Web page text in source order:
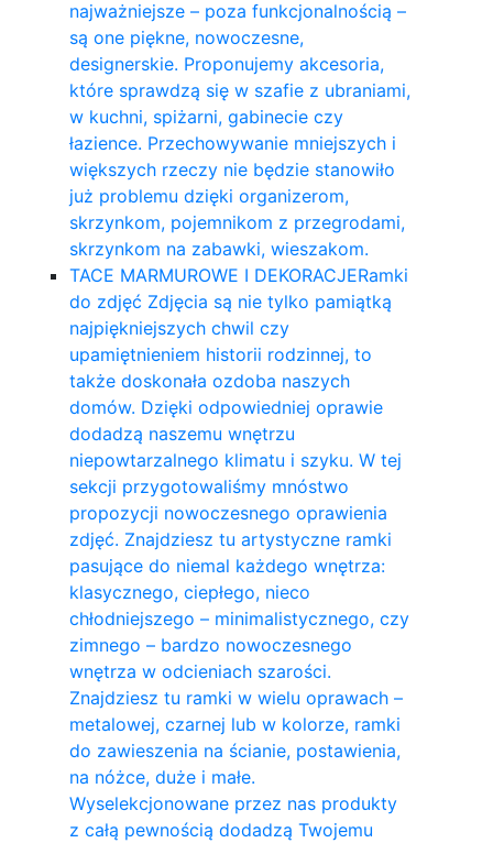
najważniejsze – poza funkcjonalnością –
są one piękne, nowoczesne,
designerskie. Proponujemy akcesoria,
które sprawdzą się w szafie z ubraniami,
w kuchni, spiżarni, gabinecie czy
łazience. Przechowywanie mniejszych i
większych rzeczy nie będzie stanowiło
już problemu dzięki organizerom,
skrzynkom, pojemnikom z przegrodami,
skrzynkom na zabawki, wieszakom.
TACE MARMUROWE I DEKORACJERamki
do zdjęć Zdjęcia są nie tylko pamiątką
najpiękniejszych chwil czy
upamiętnieniem historii rodzinnej, to
także doskonała ozdoba naszych
domów. Dzięki odpowiedniej oprawie
dodadzą naszemu wnętrzu
niepowtarzalnego klimatu i szyku. W tej
sekcji przygotowaliśmy mnóstwo
propozycji nowoczesnego oprawienia
zdjęć. Znajdziesz tu artystyczne ramki
pasujące do niemal każdego wnętrza:
klasycznego, ciepłego, nieco
chłodniejszego – minimalistycznego, czy
zimnego – bardzo nowoczesnego
wnętrza w odcieniach szarości.
Znajdziesz tu ramki w wielu oprawach –
metalowej, czarnej lub w kolorze, ramki
do zawieszenia na ścianie, postawienia,
na nóżce, duże i małe.
Wyselekcjonowane przez nas produkty
z całą pewnością dodadzą Twojemu